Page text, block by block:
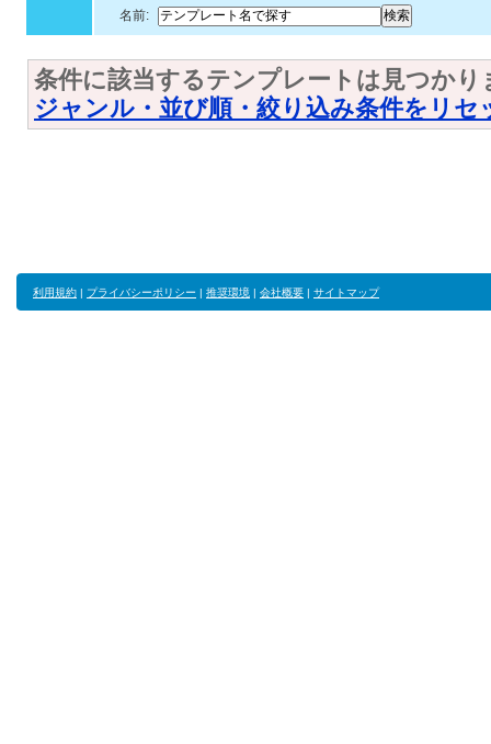
名前:
条件に該当するテンプレートは見つかり
ジャンル・並び順・絞り込み条件をリセ
利用規約 | プライバシーポリシー | 推奨環境 | 会社概要 | サイトマップ